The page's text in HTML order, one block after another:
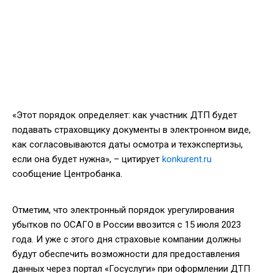
«Этот порядок определяет: как участник ДТП будет
подавать страховщику документы в электронном виде,
как согласовываются даты осмотра и техэкспертизы,
если она будет нужна», – цитирует konkurent.ru
сообщение Центробанка.
Отметим, что электронный порядок урегулирования
убытков по ОСАГО в России ввозится с 15 июля 2023
года. И уже с этого дня страховые компании должны
будут обеспечить возможности для предоставления
данных через портал «Госуслуги» при оформлении ДТП